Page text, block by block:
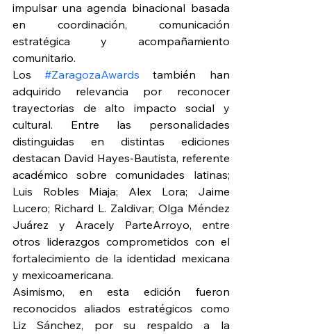
impulsar una agenda binacional basada
en coordinación, comunicación
estratégica y acompañamiento
comunitario.
Los #ZaragozaAwards también han
adquirido relevancia por reconocer
trayectorias de alto impacto social y
cultural. Entre las personalidades
distinguidas en distintas ediciones
destacan David Hayes-Bautista, referente
académico sobre comunidades latinas;
Luis Robles Miaja; Alex Lora; Jaime
Lucero; Richard L. Zaldivar; Olga Méndez
Juárez y Aracely ParteArroyo, entre
otros liderazgos comprometidos con el
fortalecimiento de la identidad mexicana
y mexicoamericana.
Asimismo, en esta edición fueron
reconocidos aliados estratégicos como
Liz Sánchez, por su respaldo a la